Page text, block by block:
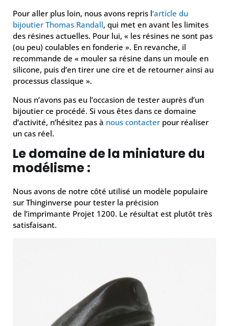
Pour aller plus loin, nous avons repris l‘article du
bijoutier Thomas Randall, qui met en avant les limites
des résines actuelles. Pour lui, « les résines ne sont pas
(ou peu) coulables en fonderie ». En revanche, il
recommande de « mouler sa résine dans un moule en
silicone, puis d’en tirer une cire et de retourner ainsi au
processus classique ».
Nous n’avons pas eu l’occasion de tester auprès d’un
bijoutier ce procédé. Si vous êtes dans ce domaine
d’activité, n’hésitez pas à nous contacter pour réaliser
un cas réel.
Le domaine de la miniature du
modélisme :
Nous avons de notre côté utilisé un modèle populaire
sur Thinginverse pour tester la précision
de l’imprimante Projet 1200. Le résultat est plutôt très
satisfaisant.